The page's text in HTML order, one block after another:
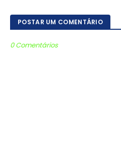
POSTAR UM COMENTÁRIO
0 Comentários